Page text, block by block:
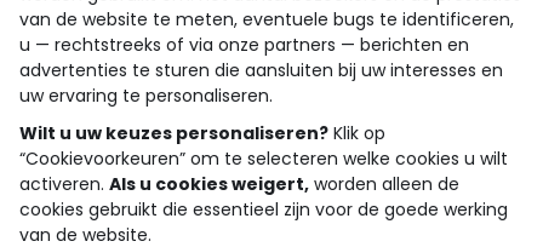
4.3/5
Gebaseerd op 1.358 beoordelingen die gecontroleerd zijn
Bekijk de vertrouwensverklaring
Bekijk de algemene voorwaarden
Download onze applicatie
Ontdek onze applicatie
van de website te meten, eventuele bugs te identificeren,
u — rechtstreeks of via onze partners — berichten en
advertenties te sturen die aansluiten bij uw interesses en
uw ervaring te personaliseren.
Wilt u uw keuzes personaliseren? Klik op
“Cookievoorkeuren” om te selecteren welke cookies u wilt
activeren. Als u cookies weigert, worden alleen de
cookies gebruikt die essentieel zijn voor de goede werking
van de website.